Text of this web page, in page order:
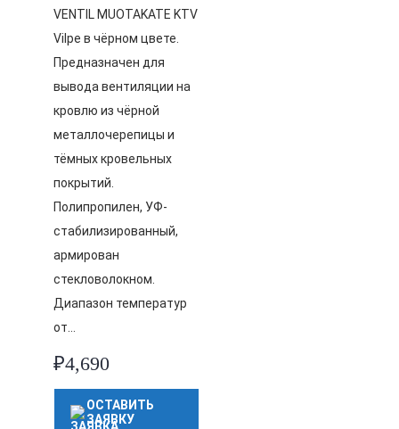
VENTIL MUOTAKATE KTV
Vilpe в чёрном цвете.
Предназначен для
вывода вентиляции на
кровлю из чёрной
металлочерепицы и
тёмных кровельных
покрытий.
Полипропилен, УФ-
стабилизированный,
армирован
стекловолокном.
Диапазон температур
от…
₽4,690
ОСТАВИТЬ
ЗАЯВКУ